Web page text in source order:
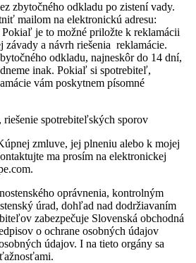
zbytočného odkladu po zistení vady.
mailom na elektronickú adresu:
je to možné priložte k reklamácii
závady a návrh riešenia reklamácie.
odkladu, najneskôr do 14 dní,
inak. Pokiaľ si spotrebiteľ,
vám poskytnem písomné
spotrebiteľských sporov
zmluve, jej plneniu alebo k mojej
ma prosím na elektronickej
oprávnenia, kontrolným
úrad, dohľad nad dodržiavaním
zabezpečuje Slovenská obchodná
o ochrane osobných údajov
údajov. I na tieto orgány sa